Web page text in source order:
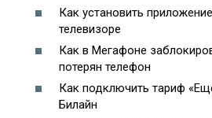
Как установить
телевизоре
Как в Мегафоне
потерян телефон
Как подключить тариф
Билайн